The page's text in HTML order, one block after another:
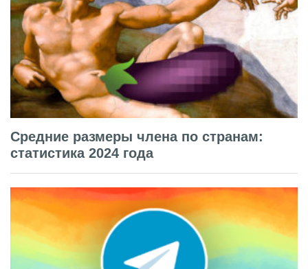
Средние размеры члена по странам:
статистика 2024 года